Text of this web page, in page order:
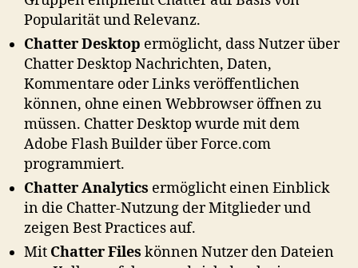
Popularität und Relevanz.
Chatter Desktop ermöglicht, dass Nutzer über
Chatter Desktop Nachrichten, Daten,
Kommentare oder Links veröffentlichen
können, ohne einen Webbrowser öffnen zu
müssen. Chatter Desktop wurde mit dem
Adobe Flash Builder über Force.com
programmiert.
Chatter Analytics ermöglicht einen Einblick
in die Chatter-Nutzung der Mitglieder und
zeigen Best Practices auf.
Mit Chatter Files können Nutzer den Dateien